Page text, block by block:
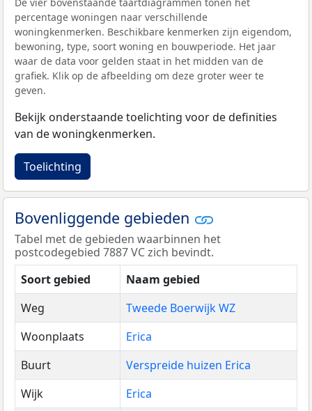
percentage woningen naar verschillende
woningkenmerken. Beschikbare kenmerken zijn eigendom,
bewoning, type, soort woning en bouwperiode. Het jaar
waar de data voor gelden staat in het midden van de
grafiek. Klik op de afbeelding om deze groter weer te
geven.
Bekijk onderstaande toelichting voor de definities
van de woningkenmerken.
Toelichting
Bovenliggende gebieden
Tabel met de gebieden waarbinnen het
postcodegebied 7887 VC zich bevindt.
Soort gebied
Naam gebied
Weg
Tweede Boerwijk WZ
Woonplaats
Erica
Buurt
Verspreide huizen Erica
Wijk
Erica